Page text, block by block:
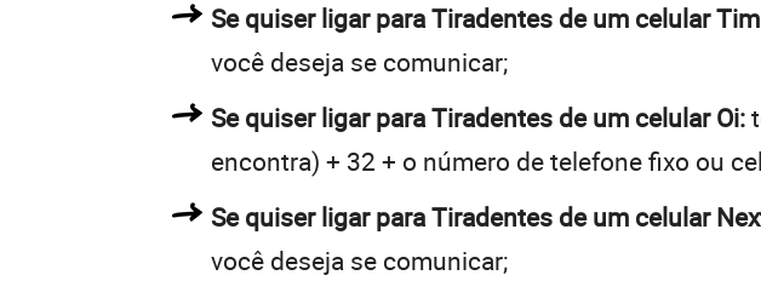
Se quiser ligar para Tiradentes de um celular
você deseja se comunicar;
Se quiser ligar para Tiradentes de um celular Oi:
encontra) + 32 + o número de telefone fixo ou
Se quiser ligar para Tiradentes de um celular
você deseja se comunicar;